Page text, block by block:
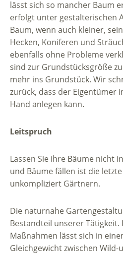
lässt sich so mancher Baum
erfolgt unter gestalterischen
Baum, wenn auch kleiner,
Hecken, Koniferen und
ebenfalls ohne Probleme
sind zur Grundstücksgröße
mehr ins Grundstück. Wir
zurück, dass der Eigentümer
Hand anlegen kann.
Leitspruch
Lassen Sie ihre Bäume nicht
und Bäume fällen ist die
unkompliziert Gärtnern.
Die naturnahe
Bestandteil unserer Tätigkeit.
Maßnahmen lässt sich in
Gleichgewicht zwischen